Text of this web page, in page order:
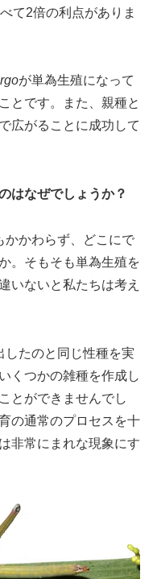
て2倍の利点がありま
が単為生殖になって
とです。また、親種と
広がることに成功して
はなぜでしょうか？
かかわらず、どこにで
。そもそも単為生殖を
いないと私たちは考え
したのと同じ性種を実
くつかの雑種を作成し
とができませんでし
の通常のプロセスを十
非常にまれな現象にす